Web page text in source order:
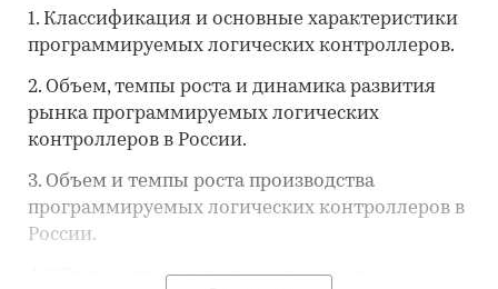
1. Классификация и основные характеристики
программируемых логических контроллеров.
2. Объем, темпы роста и динамика развития
рынка программируемых логических
контроллеров в России.
3. Объем и темпы роста производства
программируемых логических контроллеров в
России.
4. Объем импорта программируемых